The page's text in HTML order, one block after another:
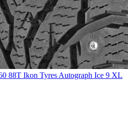
88T Ikon Tyres Autograph Ice 9 XL